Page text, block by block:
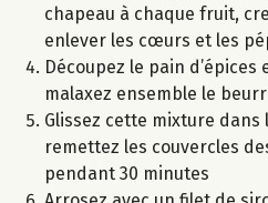
chapeau à chaque fruit,
enlever les cœurs et les
Découpez le pain
malaxez ensemble le
Glissez cette mixture dans
remettez les couvercles
pendant 30 minutes